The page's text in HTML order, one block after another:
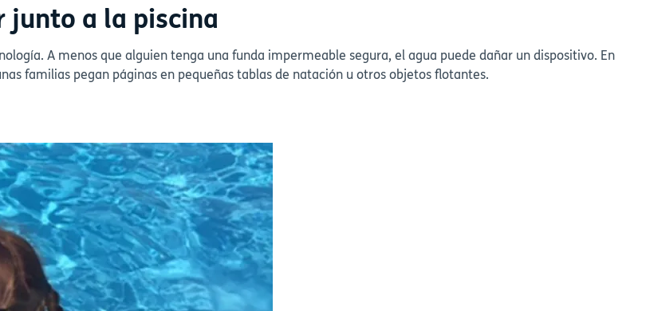
junto a la piscina
A menos que alguien tenga una funda impermeable segura, el agua puede dañar un dispositivo. En
familias pegan páginas en pequeñas tablas de natación u otros objetos flotantes.